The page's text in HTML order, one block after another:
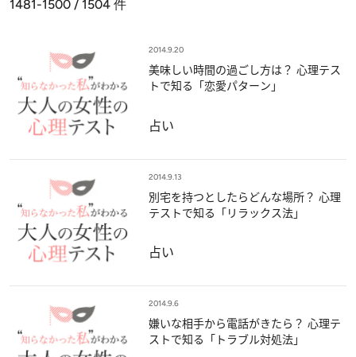
1481-1500 / 1504 件
2014.9.20
美味しい時間の過ごし方は？ 心理テス
トで知る「恋愛パターン」
占い
2014.9.13
別宅を持つとしたらどんな場所？ 心理
テストで知る「リラックス法」
占い
2014.9.6
嫌いな相手から電話がきたら？ 心理テ
ストで知る「トラブル対処法」